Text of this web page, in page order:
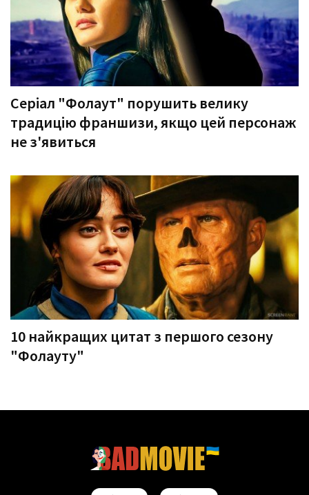
Серіал "Фолаут" порушить велику
традицію франшизи, якщо цей персонаж
не з'явиться
10 найкращих цитат з першого сезону
"Фолауту"